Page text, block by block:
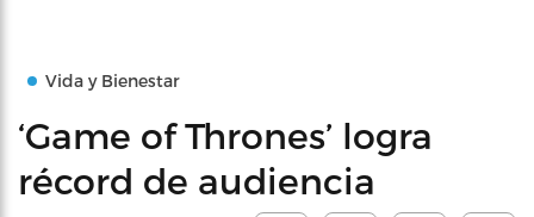
Vida y Bienestar
‘Game of Thrones’ logra
récord de audiencia